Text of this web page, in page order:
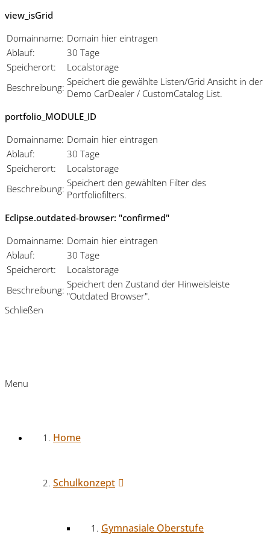
view_isGrid
Domainname: Domain hier eintragen
Ablauf:
30 Tage
Speicherort:
Localstorage
Beschreibung: Speichert die gewählte Listen/Grid Ansicht in der
Demo CarDealer / CustomCatalog List.
portfolio_MODULE_ID
Domainname: Domain hier eintragen
Ablauf:
30 Tage
Speicherort:
Localstorage
Beschreibung: Speichert den gewählten Filter des
Portfoliofilters.
Eclipse.outdated-browser: "confirmed"
Domainname: Domain hier eintragen
Ablauf:
30 Tage
Speicherort:
Localstorage
Beschreibung: Speichert den Zustand der Hinweisleiste
"Outdated Browser".
Schließen
Menu
Home
Schulkonzept
Gymnasiale Oberstufe